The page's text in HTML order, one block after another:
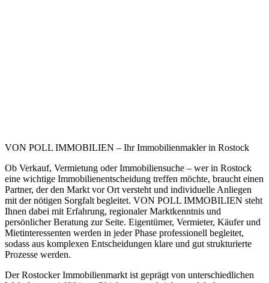
VON POLL IMMOBILIEN – Ihr Immobilienmakler in Rostock
Ob Verkauf, Vermietung oder Immobiliensuche – wer in Rostock
eine wichtige Immobilienentscheidung treffen möchte, braucht einen
Partner, der den Markt vor Ort versteht und individuelle Anliegen
mit der nötigen Sorgfalt begleitet. VON POLL IMMOBILIEN steht
Ihnen dabei mit Erfahrung, regionaler Marktkenntnis und
persönlicher Beratung zur Seite. Eigentümer, Vermieter, Käufer und
Mietinteressenten werden in jeder Phase professionell begleitet,
sodass aus komplexen Entscheidungen klare und gut strukturierte
Prozesse werden.
Der Rostocker Immobilienmarkt ist geprägt von unterschiedlichen